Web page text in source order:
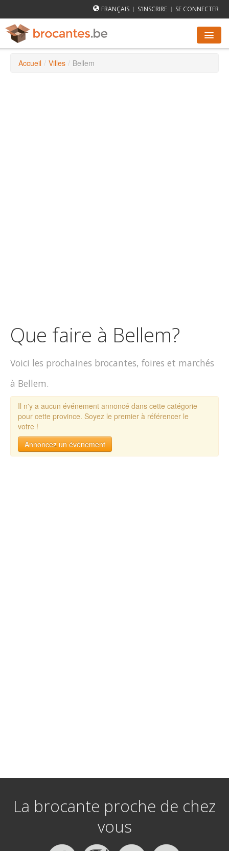
FRANÇAIS | S'INSCRIRE | SE CONNECTER
AGENDA DES BROCANTES
Accueil / Villes / Bellem
Que faire à Bellem?
Voici les prochaines brocantes, foires et marchés
à Bellem.
Il n'y a aucun événement annoncé dans cette catégorie
pour cette province. Soyez le premier à référencer le
votre !
Annoncez un événement
La brocante proche de chez
vous